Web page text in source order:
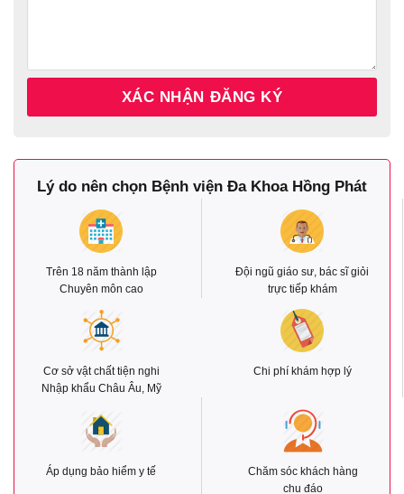
Lý do nên chọn Bệnh viện Đa Khoa Hồng Phát
Trên 18 năm thành lập
Chuyên môn cao
Đội ngũ giáo sư, bác sĩ giỏi
trực tiếp khám
Cơ sở vật chất tiện nghi
Nhập khẩu Châu Âu, Mỹ
Chi phí khám hợp lý
Áp dụng bảo hiểm y tế
Chăm sóc khách hàng
chu đáo